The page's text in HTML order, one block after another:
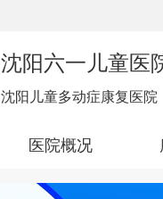
沈阳六一儿童医
沈阳儿童多动症康复医院
医院概况